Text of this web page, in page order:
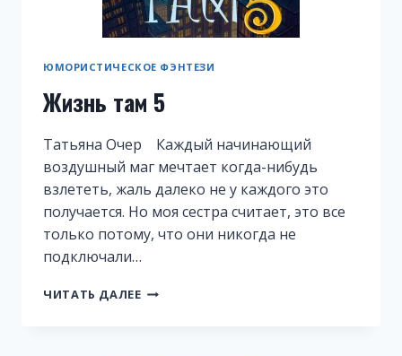
ЮМОРИСТИЧЕСКОЕ ФЭНТЕЗИ
Жизнь там 5
Татьяна Очер Каждый начинающий
воздушный маг мечтает когда-нибудь
взлететь, жаль далеко не у каждого это
получается. Но моя сестра считает, это все
только потому, что они никогда не
подключали…
ЧИТАТЬ ДАЛЕЕ ЖИЗНЬ